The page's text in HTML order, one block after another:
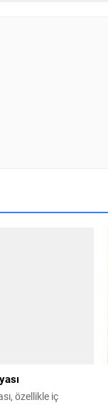
özellikle iç